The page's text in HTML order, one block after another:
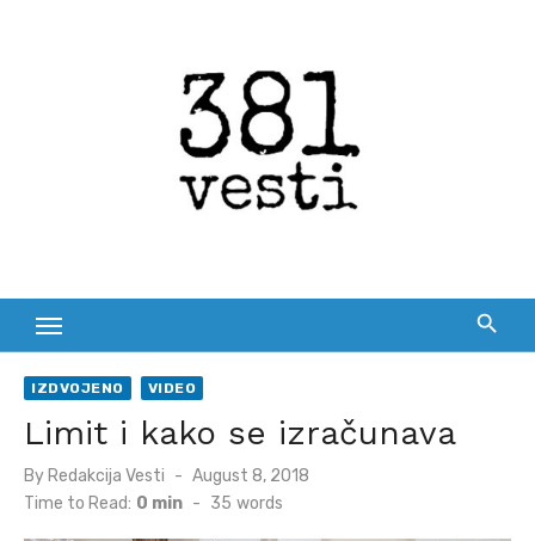
IZDVOJENO VIDEO
Limit i kako se izračunava
By Redakcija Vesti
Posted
August 8, 2018
Time to Read: 0 min - 35 words